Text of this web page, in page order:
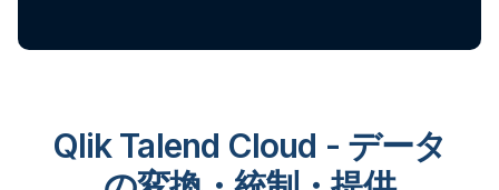
Qlik Talend Cloud - データ